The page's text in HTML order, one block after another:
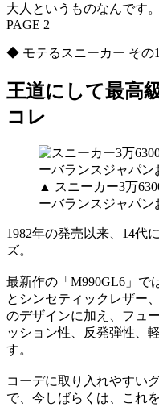
大人というものなんです。
PAGE 2
◆ モテるスニーカー その
王道にして最高
コレ
▲ スニーカー3万
ーバランスジャパン
1982年の発売以来、14代
ズ。
最新作の「M990GL6」で
とシンセティックレザー
のデザインに加え、フュ
ッション性、反発弾性、
す。
コーデに取り入れやすい
で、今しばらくは、これ